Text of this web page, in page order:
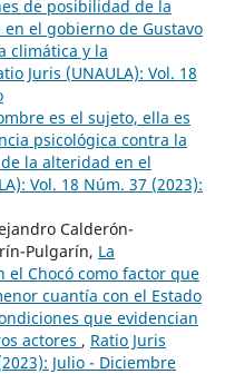
de posibilidad de la
el gobierno de Gustavo
climática y la
Juris (UNAULA): Vol. 18
es el sujeto, ella es
psicológica contra la
la alteridad en el
Vol. 18 Núm. 37 (2023):
Calderón-
Pulgarín, La
el Chocó como factor que
cuantía con el Estado
que evidencian
actores , Ratio Juris
Julio - Diciembre